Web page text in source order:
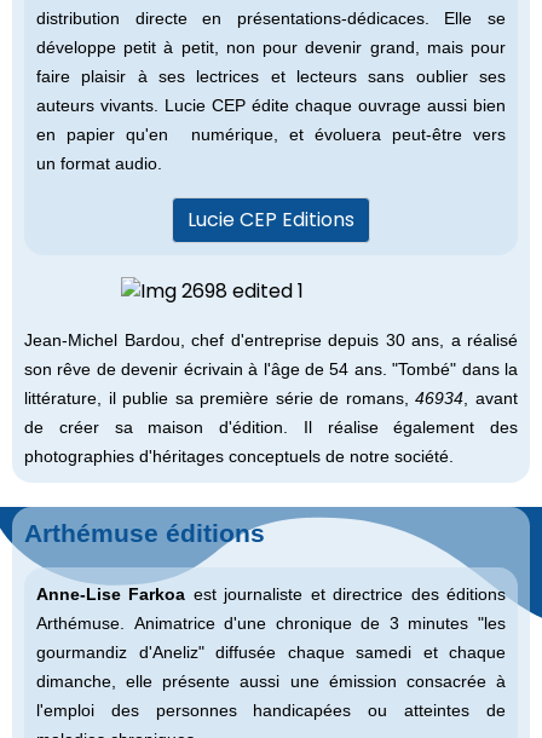
distribution directe en présentations-dédicaces. Elle se
développe petit à petit, non pour devenir grand, mais pour
faire plaisir à ses lectrices et lecteurs sans oublier ses
auteurs vivants. Lucie CEP édite chaque ouvrage aussi bien
en papier qu'en numérique, et évoluera peut-être vers
un format audio.
Lucie CEP Editions
Jean-Michel Bardou, chef d'entreprise depuis 30 ans, a réalisé
son rêve de devenir écrivain à l'âge de 54 ans. "Tombé" dans la
littérature, il publie sa première série de romans,46934 , avant
de créer sa maison d'édition. Il réalise également des
photographies d'héritages conceptuels de notre société.
Arthémuse éditions
Anne-Lise Farkoa est journaliste et directrice des éditions
Arthémuse. Animatrice d'une chronique de 3 minutes "les
gourmandiz d'Aneliz" diffusée chaque samedi et chaque
dimanche, elle présente aussi une émission consacrée à
l'emploi des personnes handicapées ou atteintes de